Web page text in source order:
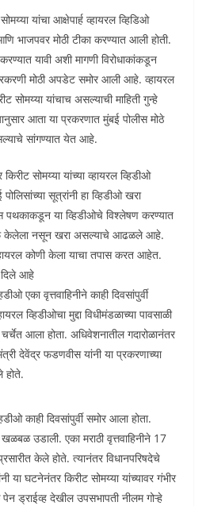
यांचा आक्षेपार्ह व्हायरल व्हिडिओ
भाजपवर मोठी टीका करण्यात आली होती.
यावी अशी मागणी विरोधाकांकडून
मोठी अपडेट समोर आली आहे. व्हायरल
सोमय्या यांचाच असल्याची माहिती गुन्हे
आता या प्रकरणात मुंबई पोलीस मोठे
सांगण्यात येत आहे.
सोमय्या यांच्या व्हायरल व्हिडीओ
सूत्रांनी हा व्हिडीओ खरा
पथकाकडून या व्हिडीओचे विश्लेषण करण्यात
केलेला नसून खरा असल्याचे आढळले आहे.
कोणी केला याचा तपास करत आहेत.
दिले आहे
एका वृत्तवाहिनीने काही दिवसांपुर्वी
व्हिडीओचा मुद्दा विधीमंडळाच्या पावसाळी
आला होता. अधिवेशनातील गदारोळानंतर
देवेंद्र फडणवीस यांनी या प्रकरणाच्या
होते.
काही दिवसांपुर्वी समोर आला होता.
उडाली. एका मराठी वृत्तवाहिनीने 17
केले होते. त्यानंतर विधानपरिषदेचे
या घटनेनंतर किरीट सोमय्या यांच्यावर गंभीर
ड्राईव्ह देखील उपसभापती नीलम गोऱ्हे